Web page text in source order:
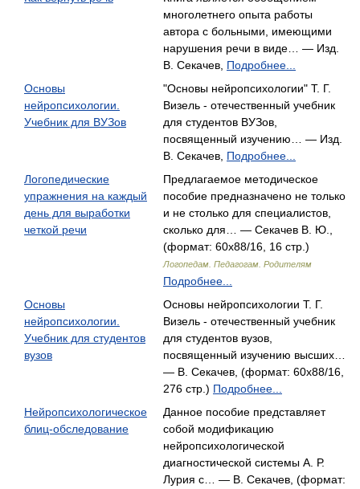
многолетнего опыта работы
автора с больными, имеющими
нарушения речи в виде… — Изд.
В. Секачев, Подробнее...
Основы
нейропсихологии.
Учебник для ВУЗов
"Основы нейропсихологии" Т. Г.
Визель - отечественный учебник
для студентов ВУЗов,
посвященный изучению… — Изд.
В. Секачев, Подробнее...
Логопедические
упражнения на каждый
день для выработки
четкой речи
Предлагаемое методическое
пособие предназначено не только
и не столько для специалистов,
сколько для… — Секачев В. Ю.,
(формат: 60x88/16, 16 стр.)
Логопедам. Педагогам. Родителям
Подробнее...
Основы
нейропсихологии.
Учебник для студентов
вузов
Основы нейропсихологии Т. Г.
Визель - отечественный учебник
для студентов вузов,
посвященный изучению высших…
— В. Секачев, (формат: 60x88/16,
276 стр.) Подробнее...
Нейропсихологическое
блиц-обследование
Данное пособие представляет
собой модификацию
нейропсихологической
диагностической системы А. Р.
Лурия с… — В. Секачев, (формат: